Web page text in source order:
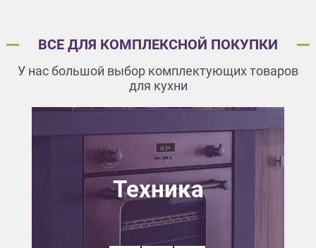
ВСЕ ДЛЯ КОМПЛЕКСНОЙ ПОКУПКИ
У нас большой выбор комплектующих товаров
для кухни
Техника